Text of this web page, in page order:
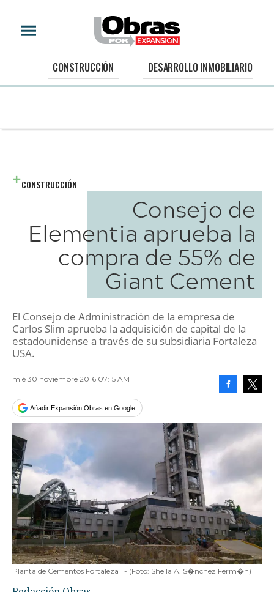
CONSTRUCCIÓN DESARROLLO INMOBILIARIO
CONSTRUCCIÓN
Consejo de
Elementia aprueba la
compra de 55% de
Giant Cement
El Consejo de Administración de la empresa de
Carlos Slim aprueba la adquisición de capital de la
estadounidense a través de su subsidiaria Fortaleza
USA.
mié 30 noviembre 2016 07:15 AM
Añadir Expansión Obras en Google
Planta de Cementos Fortaleza - (Foto: Sheila A. S�nchez Ferm�n)